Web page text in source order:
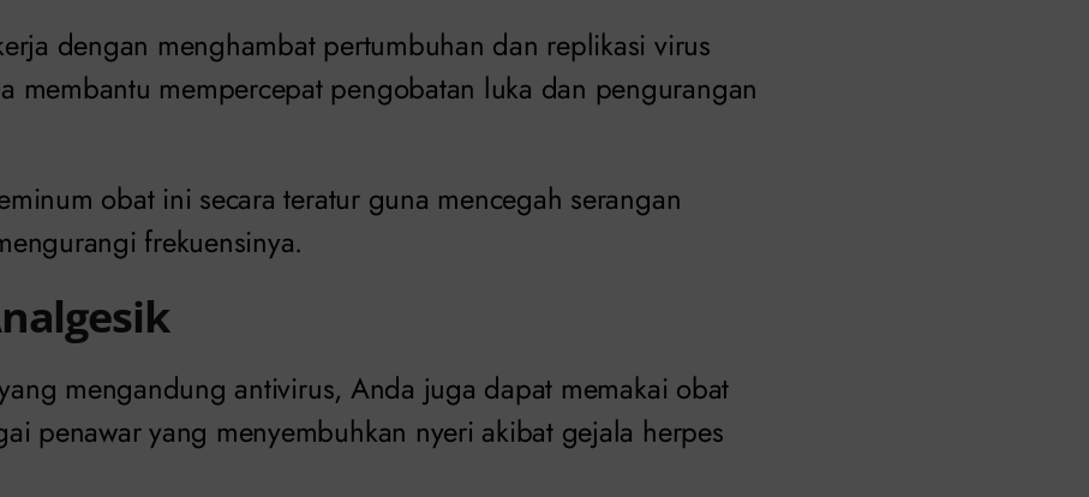
dengan menghambat pertumbuhan dan replikasi virus
membantu mempercepat pengobatan luka dan pengurangan
obat ini secara teratur guna mencegah serangan
frekuensinya.
mengandung antivirus, Anda juga dapat memakai obat
penawar yang menyembuhkan nyeri akibat gejala herpes